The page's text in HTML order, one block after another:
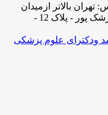
تهران بالاتر ازمیدان
ولیعصر -بعد از تقاطع زرتشت - خیابان پزشک پور - پلاک 12 -